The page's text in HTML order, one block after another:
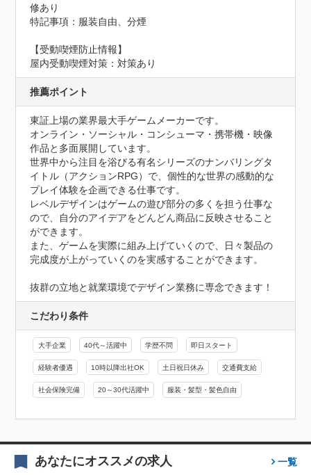
修あり
特記事項：服装自由、分煙
【受動喫煙防止情報】
屋内受動喫煙対策：対策あり
推薦ポイント
東証上場の業界最大手ゲームメーカーです。
オンライン・ソーシャル・コンシューマ・携帯機・映像
作品と多面展開しています。
世界中から注目を浴びる有名シリーズのナンバリングタ
イトル（アクションRPG）で、個性的な世界の感動的な
プレイ体験を企画できる仕事です。
レベルデザインはゲームの遊び部分の多くを担う仕事な
ので、自分のアイデアをどんどん商品に反映させること
ができます。
また、ゲームを実際に組み上げていくので、日々製品の
完成度が上がっていくのを実感することができます。
抜群の立地と就業環境でデザイン業務に専念できます！
こだわり条件
大手企業 40代～活躍中 学歴不問 即日スタート
経験者優遇 10時以降出社OK 土日祝日休み 交通費支給
社会保険完備 20～30代活躍中 服装・髪型・髪色自由
あなたにオススメの求人 一覧